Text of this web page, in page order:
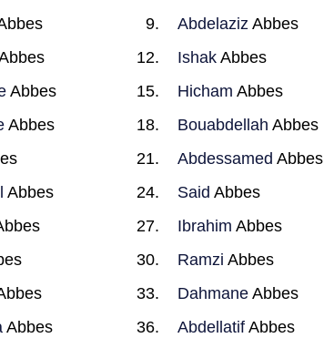
Abdelaziz Abbes
Ishak Abbes
Abbes Hicham Abbes
Abbes Bouabdellah Abbes
Abdessamed Abbes
Abbes Said Abbes
Ibrahim Abbes
Ramzi Abbes
Dahmane Abbes
Abbes Abdellatif Abbes